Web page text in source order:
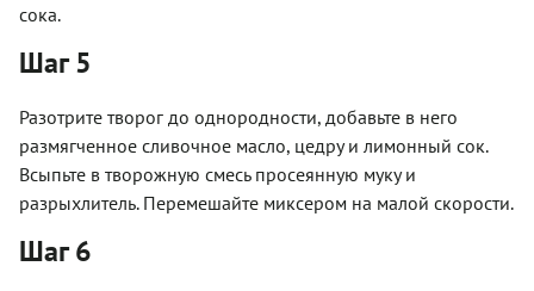
сока.
Шаг 5
Разотрите творог до однородности, добавьте в него
размягченное сливочное масло, цедру и лимонный сок.
Всыпьте в творожную смесь просеянную муку и
разрыхлитель. Перемешайте миксером на малой скорости.
Шаг 6